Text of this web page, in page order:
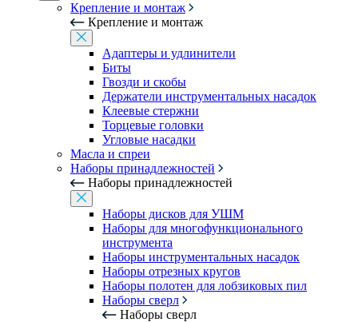
Крепление и монтаж
Крепление и монтаж
Адаптеры и удлинители
Биты
Гвозди и скобы
Держатели инструментальных насадок
Клеевые стержни
Торцевые головки
Угловые насадки
Масла и спреи
Наборы принадлежностей
Наборы принадлежностей
Наборы дисков для УШМ
Наборы для многофункционального
инструмента
Наборы инструментальных насадок
Наборы отрезных кругов
Наборы полотен для лобзиковых пил
Наборы сверл
Наборы сверл